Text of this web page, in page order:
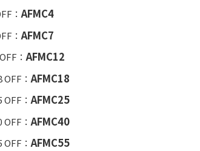
：AFMC4
： AFMC7
：AFMC12
： AFMC18
OFF：AFMC25
： AFMC40
OFF：AFMC55